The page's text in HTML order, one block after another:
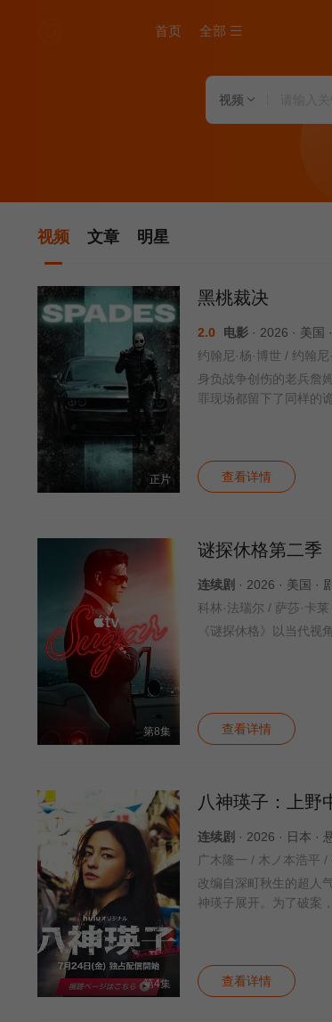
首页 全部
视频
视频 文章 明星
正片
黑桃裁决
2.0 电影 · 2026 · 美国
约翰尼·杨·博世 / 约翰
身负战争创伤的老兵詹
罪现场都留下了同样的
查看详情
第8集
谜探休格第二季
连续剧 · 2026 · 美国 ·
《谜探休格》以当代
查看详情
第4集
八神瑛子：上野
连续剧 · 2026 · 日本 ·
广木隆一 / 木ノ本浩平
改编自深町秋生的超人
神瑛子展开。为了破案
查看详情